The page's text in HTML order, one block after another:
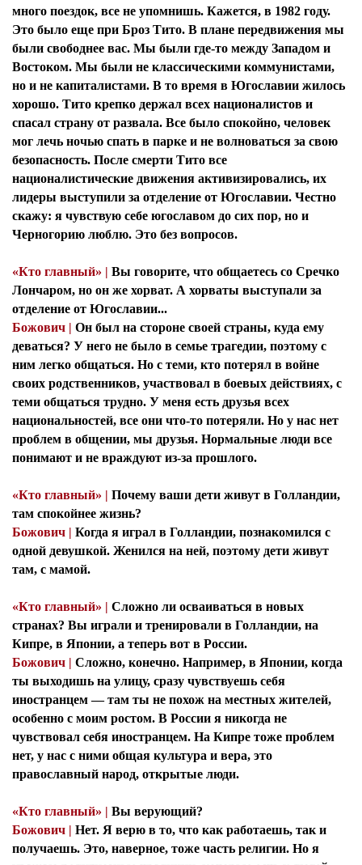
много поездок, все не упомнишь. Кажется, в 1982 году.
Это было еще при Броз Тито. В плане передвижения мы
были свободнее вас. Мы были где-то между Западом и
Востоком. Мы были не классическими коммунистами,
но и не капиталистами. В то время в Югославии жилось
хорошо. Тито крепко держал всех националистов и
спасал страну от развала. Все было спокойно, человек
мог лечь ночью спать в парке и не волноваться за свою
безопасность. После смерти Тито все
националистические движения активизировались, их
лидеры выступили за отделение от Югославии. Честно
скажу: я чувствую себе югославом до сих пор, но и
Черногорию люблю. Это без вопросов.
«Кто главный» | Вы говорите, что общаетесь со Сречко
Лончаром, но он же хорват. А хорваты выступали за
отделение от Югославии...
Божович | Он был на стороне своей страны, куда ему
деваться? У него не было в семье трагедии, поэтому с
ним легко общаться. Но с теми, кто потерял в войне
своих родственников, участвовал в боевых действиях, с
теми общаться трудно. У меня есть друзья всех
национальностей, все они что-то потеряли. Но у нас нет
проблем в общении, мы друзья. Нормальные люди все
понимают и не враждуют из-за прошлого.
«Кто главный» | Почему ваши дети живут в Голландии,
там спокойнее жизнь?
Божович | Когда я играл в Голландии, познакомился с
одной девушкой. Женился на ней, поэтому дети живут
там, с мамой.
«Кто главный» | Сложно ли осваиваться в новых
странах? Вы играли и тренировали в Голландии, на
Кипре, в Японии, а теперь вот в России.
Божович | Сложно, конечно. Например, в Японии, когда
ты выходишь на улицу, сразу чувствуешь себя
иностранцем — там ты не похож на местных жителей,
особенно с моим ростом. В России я никогда не
чувствовал себя иностранцем. На Кипре тоже проблем
нет, у нас с ними общая культура и вера, это
православный народ, открытые люди.
«Кто главный» | Вы верующий?
Божович | Нет. Я верю в то, что как работаешь, так и
получаешь. Это, наверное, тоже часть религии. Но я